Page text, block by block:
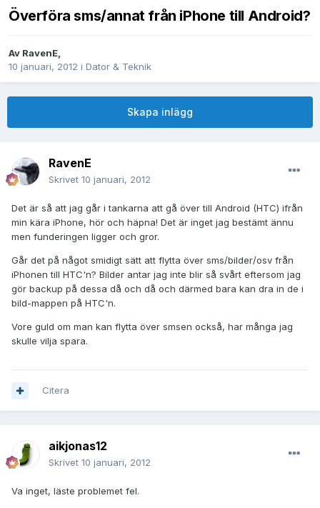
Överföra sms/annat från iPhone till Android?
Av RavenE,
10 januari, 2012 i Dator & Teknik
Skapa inlägg
RavenE
Skrivet 10 januari, 2012
Det är så att jag går i tankarna att gå över till Android (HTC) ifrån
min kära iPhone, hör och häpna! Det är inget jag bestämt ännu
men funderingen ligger och gror.
Går det på något smidigt sätt att flytta över sms/bilder/osv från
iPhonen till HTC'n? Bilder antar jag inte blir så svårt eftersom jag
gör backup på dessa då och då och därmed bara kan dra in de i
bild-mappen på HTC'n.
Vore guld om man kan flytta över smsen också, har många jag
skulle vilja spara.
Citera
aikjonas12
Skrivet 10 januari, 2012
Va inget, läste problemet fel.